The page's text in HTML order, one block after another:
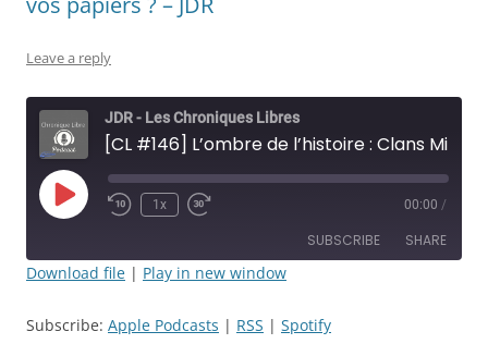
Leave a reply
JDR - Les Chroniques Libres
Play
Episode
Rewind
1x
Fast
seconds
00:00 /
SUBSCRIBE SHARE
Download file | Play in new window
Subscribe: Apple Podcasts | RSS | Spotify